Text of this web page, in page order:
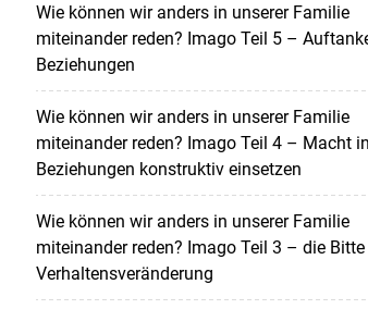
Wie können wir anders in unserer Familie
miteinander reden? Imago Teil 5 –
Beziehungen
Wie können wir anders in unserer Familie
miteinander reden? Imago Teil 4 – Macht in
Beziehungen konstruktiv einsetzen
Wie können wir anders in unserer Familie
miteinander reden? Imago Teil 3 – die
Verhaltensveränderung